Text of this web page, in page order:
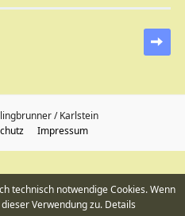
/ Karlstein
Impressum
technisch notwendige Cookies. Wenn
Verwendung zu. Details